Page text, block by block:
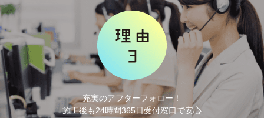
充実のアフターフォロー！
施工後も24時間365日受付窓口で安心